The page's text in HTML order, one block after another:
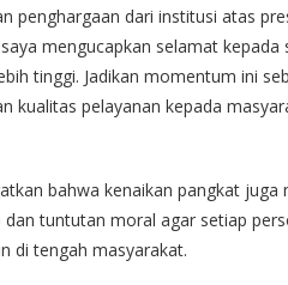
penghargaan dari institusi atas
mengucapkan selamat
tinggi. Jadikan momentum ini
kualitas pelayanan kepada
bahwa kenaikan pangkat juga
tuntutan moral agar setiap
di tengah masyarakat.